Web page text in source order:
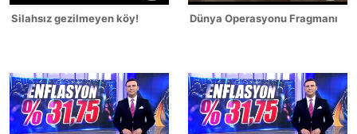
Silahsız gezilmeyen köy! Dünya Operasyonu Fragmanı